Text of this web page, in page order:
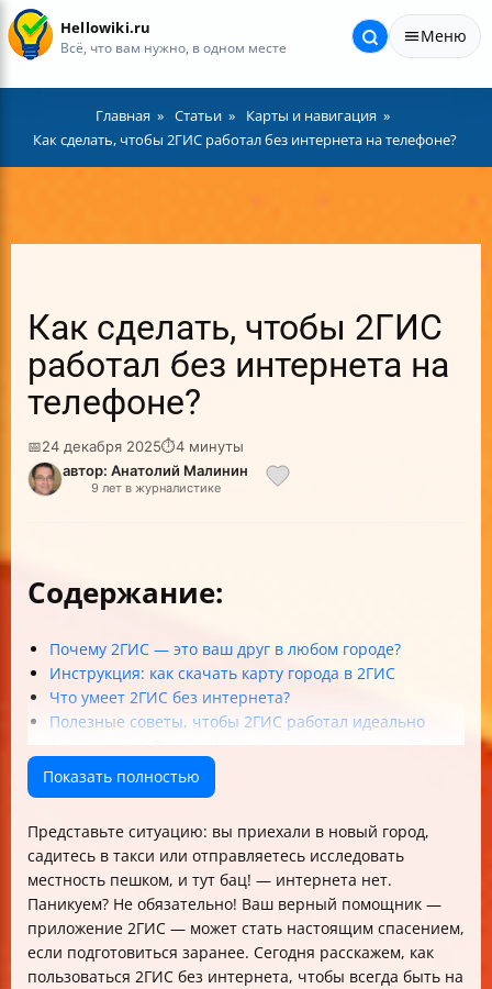
Hellowiki.ru
Всё, что вам нужно, в одном месте
Меню
Главная Статьи
Карты и навигация
Как сделать, чтобы 2ГИС работал без интернета на телефоне?
Как сделать, чтобы 2ГИС
работал без интернета на
телефоне?
📅24 декабря 2025⏱4 минуты
автор: Анатолий Малинин
9 лет в журналистике
Содержание:
Почему 2ГИС — это ваш друг в любом городе?
Инструкция: как скачать карту города в 2ГИС
Что умеет 2ГИС без интернета?
Полезные советы, чтобы 2ГИС работал идеально
А что насчет Яндекс.Карт и других приложений?
FAQ: Быстрые ответы на главные вопросы
Чек-лист перед поездкой с 2ГИС
Показать полностью
Представьте ситуацию: вы приехали в новый город,
садитесь в такси или отправляетесь исследовать
местность пешком, и тут бац! — интернета нет.
Паникуем? Не обязательно! Ваш верный помощник —
приложение 2ГИС — может стать настоящим спасением,
если подготовиться заранее. Сегодня расскажем, как
пользоваться 2ГИС без интернета, чтобы всегда быть на